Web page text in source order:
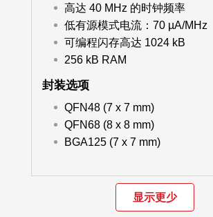
高达 40 MHz 的时钟频率
低有源模式电流：70 µA/MHz
可编程闪存高达 1024 kB
256 kB RAM
封装选项
QFN48 (7 x 7 mm)
QFN68 (8 x 8 mm)
BGA125 (7 x 7 mm)
显示更少